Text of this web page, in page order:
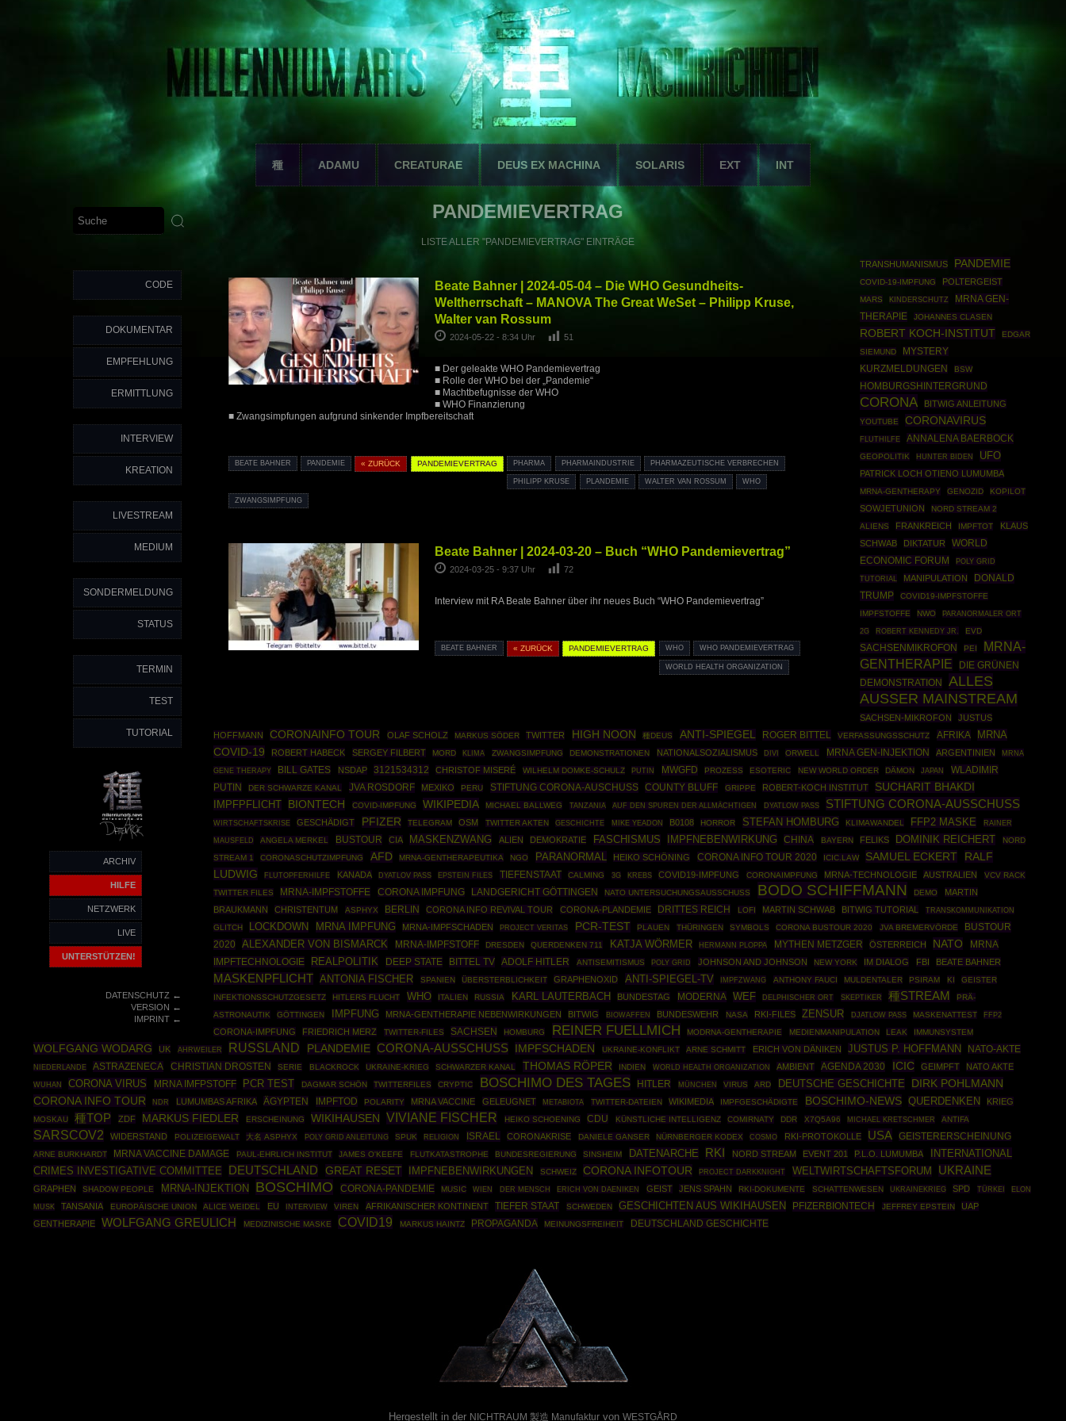
種 ADAMU CREATURAE DEUS EX MACHINA SOLARIS EXT INT
CODE
DOKUMENTAR
EMPFEHLUNG
ERMITTLUNG
INTERVIEW
KREATION
LIVESTREAM
MEDIUM
SONDERMELDUNG
STATUS
TERMIN
TEST
TUTORIAL
ARCHIV
HILFE
NETZWERK
LIVE
UNTERSTÜTZEN!
DATENSCHUTZ←
VERSION ←
IMPRINT←
PANDEMIEVERTRAG
LISTE ALLER "PANDEMIEVERTRAG" EINTRÄGE
Beate Bahner | 2024-05-04 – Die WHO Gesundheits-
Weltherrschaft – MANOVA The Great WeSet – Philipp Kruse,
Walter van Rossum
2024-05-22 - 8:34 Uhr 51
■ Der geleakte WHO Pandemievertrag
■ Rolle der WHO bei der „Pandemie“
■ Machtbefugnisse der WHO
■ WHO Finanzierung
■ Zwangsimpfungen aufgrund sinkender Impfbereitschaft
BEATE BAHNER PANDEMIE « ZURÜCK PANDEMIEVERTRAG PHARMA PHARMAINDUSTRIE PHARMAZEUTISCHE VERBRECHEN
PHILIPP KRUSE PLANDEMIE WALTER VAN ROSSUM WHO
ZWANGSIMPFUNG
Beate Bahner | 2024-03-20 – Buch “WHO Pandemievertrag”
2024-03-25 - 9:37 Uhr 72
Interview mit RA Beate Bahner über ihr neues Buch “WHO Pandemievertrag”
BEATE BAHNER « ZURÜCK PANDEMIEVERTRAG WHO WHO PANDEMIEVERTRAG
WORLD HEALTH ORGANIZATION
TRANSHUMANISMUS PANDEMIE
COVID-19-IMPFUNG POLTERGEIST
MARS KINDERSCHUTZ
MRNA GEN-
THERAPIE
JOHANNES CLASEN
ROBERT KOCH-INSTITUT
EDGAR
SIEMUND
MYSTERY
KURZMELDUNGEN
BSW
HOMBURGSHINTERGRUND
CORONA BITWIG ANLEITUNG
YOUTUBE CORONAVIRUS
FLUTHILFE ANNALENA BAERBOCK
GEOPOLITIK HUNTER BIDEN UFO
PATRICK LOCH OTIENO LUMUMBA
MRNA-GENTHERAPY GENOZID KOPILOT
SOWJETUNION
NORD STREAM 2
ALIENS
FRANKREICH IMPFTOT
KLAUS
SCHWAB
DIKTATUR
WORLD
ECONOMIC FORUM
POLY GRID
TUTORIAL
MANIPULATION
DONALD
TRUMP
COVID19-IMPFSTOFFE
IMPFSTOFFE
NWO PARANORMALER ORT
2G ROBERT KENNEDY JR. EVD
SACHSENMIKROFON PEI
MRNA-
GENTHERAPIE
DIE GRÜNEN
DEMONSTRATION
ALLES
AUSSER MAINSTREAM
SACHSEN-MIKROFON
JUSTUS
HOFFMANN
CORONAINFO TOUR OLAF SCHOLZ MARKUS SÖDER TWITTER HIGH NOON 種DEUS ANTI-SPIEGEL ROGER BITTEL VERFASSUNGSSCHUTZ AFRIKA MRNA
COVID-19 ROBERT HABECK SERGEY FILBERT MORD KLIMA ZWANGSIMPFUNG DEMONSTRATIONEN NATIONALSOZIALISMUS DIVI ORWELL MRNA GEN-INJEKTION ARGENTINIEN
MRNA
GENE THERAPY
BILL GATES NSDAP 3121534312 CHRISTOF MISERÉ WILHELM DOMKE-SCHULZ PUTIN MWGFD PROZESS ESOTERIC NEW WORLD ORDER DÄMON JAPAN
WLADIMIR
PUTIN
DER SCHWARZE KANAL JVA ROSDORF MEXIKO PERU STIFTUNG CORONA-AUSCHUSS COUNTY BLUFF GRIPPE ROBERT-KOCH INSTITUT
SUCHARIT BHAKDI
IMPFPFLICHT
BIONTECH COVID-IMPFUNG WIKIPEDIA MICHAEL BALLWEG TANZANIA AUF DEN SPUREN DER ALLMÄCHTIGEN DYATLOW PASS STIFTUNG CORONA-AUSSCHUSS
WIRTSCHAFTSKRISE GESCHÄDIGT PFIZER TELEGRAM OSM TWITTER AKTEN GESCHICHTE MIKE YEADON B0108 HORROR STEFAN HOMBURG KLIMAWANDEL FFP2 MASKE
RAINER
MAUSFELD
ANGELA MERKEL BUSTOUR CIA MASKENZWANG ALIEN DEMOKRATIE FASCHISMUS IMPFNEBENWIRKUNG CHINA BAYERN FELIKS DOMINIK REICHERT
NORD
STREAM 1
CORONASCHUTZIMPFUNG AFD MRNA-GENTHERAPEUTIKA NGO PARANORMAL HEIKO SCHÖNING CORONA INFO TOUR 2020 ICIC.LAW SAMUEL ECKERT
RALF
LUDWIG
FLUTOPFERHILFE KANADA DYATLOV PASS EPSTEIN FILES TIEFENSTAAT CALMING 3G KREBS COVID19-IMPFUNG CORONAIMPFUNG MRNA-TECHNOLOGIE AUSTRALIEN
VCV RACK
TWITTER FILES
MRNA-IMPFSTOFFE CORONA IMPFUNG LANDGERICHT GÖTTINGEN NATO UNTERSUCHUNGSAUSSCHUSS BODO SCHIFFMANN DEMO
MARTIN
BRAUKMANN
CHRISTENTUM ASPHYX BERLIN CORONA INFO REVIVAL TOUR CORONA-PLANDEMIE DRITTES REICH LOFI MARTIN SCHWAB BITWIG TUTORIAL TRANSKOMMUNIKATION
GLITCH LOCKDOWN MRNA IMPFUNG MRNA-IMPFSCHADEN PROJECT VERITAS PCR-TEST PLAUEN THÜRINGEN SYMBOLS CORONA BUSTOUR 2020 JVA BREMERVÖRDE
BUSTOUR
2020
ALEXANDER VON BISMARCK MRNA-IMPFSTOFF DRESDEN QUERDENKEN 711 KATJA WÖRMER HERMANN PLOPPA MYTHEN METZGER ÖSTERREICH NATO
MRNA
IMPFTECHNOLOGIE
REALPOLITIK DEEP STATE BITTEL TV ADOLF HITLER ANTISEMITISMUS POLY GRID JOHNSON AND JOHNSON NEW YORK IM DIALOG FBI BEATE BAHNER
MASKENPFLICHT ANTONIA FISCHER SPANIEN ÜBERSTERBLICHKEIT GRAPHENOXID ANTI-SPIEGEL-TV IMPFZWANG ANTHONY FAUCI MULDENTALER PSIRAM KI
GEISTER
INFEKTIONSSCHUTZGESETZ
HITLERS FLUCHT WHO ITALIEN RUSSIA KARL LAUTERBACH BUNDESTAG MODERNA WEF DELPHISCHER ORT SKEPTIKER 種STREAM
PRÄ-
ASTRONAUTIK
GÖTTINGEN IMPFUNG MRNA-GENTHERAPIE NEBENWIRKUNGEN BITWIG BIOWAFFEN BUNDESWEHR NASA RKI-FILES ZENSUR DJATLOW PASS MASKENATTEST FFP2
CORONA-IMPFUNG FRIEDRICH MERZ TWITTER-FILES SACHSEN HOMBURG REINER FUELLMICH MODRNA-GENTHERAPIE MEDIENMANIPULATION LEAK IMMUNSYSTEM
WOLFGANG WODARG UK AHRWEILER RUSSLAND PLANDEMIE CORONA-AUSSCHUSS IMPFSCHADEN UKRAINE-KONFLIKT ARNE SCHMITT ERICH VON DÄNIKEN JUSTUS P. HOFFMANN NATO-AKTE
NIEDERLANDE ASTRAZENECA CHRISTIAN DROSTEN SERIE BLACKROCK UKRAINE-KRIEG SCHWARZER KANAL THOMAS RÖPER INDIEN WORLD HEALTH ORGANIZATION AMBIENT AGENDA 2030 ICIC GEIMPFT NATO AKTE
WUHAN CORONA VIRUS MRNA IMFPSTOFF PCR TEST DAGMAR SCHÖN TWITTERFILES CRYPTIC BOSCHIMO DES TAGES HITLER MÜNCHEN VIRUS ARD DEUTSCHE GESCHICHTE
DIRK POHLMANN
CORONA INFO TOUR
NDR LUMUMBAS AFRIKA ÄGYPTEN IMPFTOD POLARITY MRNA VACCINE GELEUGNET METABIOTA TWITTER-DATEIEN WIKIMEDIA IMPFGESCHÄDIGTE BOSCHIMO-NEWS QUERDENKEN KRIEG
MOSKAU 種TOP ZDF MARKUS FIEDLER ERSCHEINUNG WIKIHAUSEN VIVIANE FISCHER HEIKO SCHOENING CDU KÜNSTLICHE INTELLIGENZ COMIRNATY DDR X7Q5A96 MICHAEL KRETSCHMER ANTIFA
SARSCOV2 WIDERSTAND POLIZEIGEWALT 大名 ASPHYX POLY GRID ANLEITUNG SPUK RELIGION ISRAEL CORONAKRISE DANIELE GANSER NÜRNBERGER KODEX COSMO RKI-PROTOKOLLE USA GEISTERERSCHEINUNG
ARNE BURKHARDT MRNA VACCINE DAMAGE PAUL-EHRLICH INSTITUT JAMES O'KEEFE FLUTKATASTROPHE BUNDESREGIERUNG SINSHEIM DATENARCHE RKI NORD STREAM EVENT 201 P.L.O. LUMUMBA
INTERNATIONAL
CRIMES INVESTIGATIVE COMMITTEE
DEUTSCHLAND GREAT RESET IMPFNEBENWIRKUNGEN SCHWEIZ CORONA INFOTOUR PROJECT DARKKNIGHT WELTWIRTSCHAFTSFORUM UKRAINE
GRAPHEN SHADOW PEOPLE MRNA-INJEKTION BOSCHIMO CORONA-PANDEMIE MUSIC WIEN DER MENSCH ERICH VON DAENIKEN GEIST JENS SPAHN RKI-DOKUMENTE SCHATTENWESEN UKRAINEKRIEG SPD TÜRKEI ELON
MUSK TANSANIA EUROPÄISCHE UNION ALICE WEIDEL EU INTERVIEW VIREN AFRIKANISCHER KONTINENT TIEFER STAAT SCHWEDEN GESCHICHTEN AUS WIKIHAUSEN PFIZERBIONTECH JEFFREY EPSTEIN
UAP
GENTHERAPIE
WOLFGANG GREULICH MEDIZINISCHE MASKE COVID19 MARKUS HAINTZ PROPAGANDA MEINUNGSFREIHEIT DEUTSCHLAND GESCHICHTE
Hergestellt in der NICHTRAUM 製造 Manufaktur von WESTGÅRD
Powered By :